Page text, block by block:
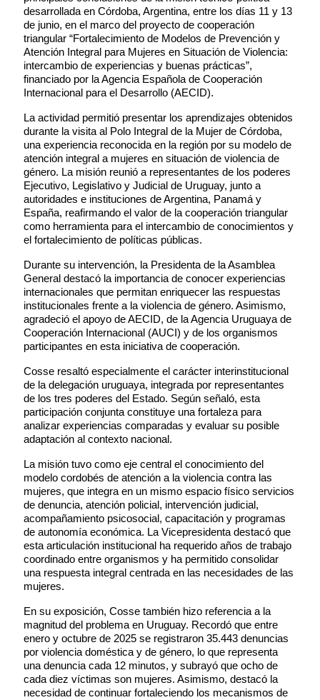
desarrollada en Córdoba, Argentina, entre los días 11 y 13
de junio, en el marco del proyecto de cooperación
triangular “Fortalecimiento de Modelos de Prevención y
Atención Integral para Mujeres en Situación de Violencia:
intercambio de experiencias y buenas prácticas”,
financiado por la Agencia Española de Cooperación
Internacional para el Desarrollo (AECID).
La actividad permitió presentar los aprendizajes obtenidos
durante la visita al Polo Integral de la Mujer de Córdoba,
una experiencia reconocida en la región por su modelo de
atención integral a mujeres en situación de violencia de
género. La misión reunió a representantes de los poderes
Ejecutivo, Legislativo y Judicial de Uruguay, junto a
autoridades e instituciones de Argentina, Panamá y
España, reafirmando el valor de la cooperación triangular
como herramienta para el intercambio de conocimientos y
el fortalecimiento de políticas públicas.
Durante su intervención, la Presidenta de la Asamblea
General destacó la importancia de conocer experiencias
internacionales que permitan enriquecer las respuestas
institucionales frente a la violencia de género. Asimismo,
agradeció el apoyo de AECID, de la Agencia Uruguaya de
Cooperación Internacional (AUCI) y de los organismos
participantes en esta iniciativa de cooperación.
Cosse resaltó especialmente el carácter interinstitucional
de la delegación uruguaya, integrada por representantes
de los tres poderes del Estado. Según señaló, esta
participación conjunta constituye una fortaleza para
analizar experiencias comparadas y evaluar su posible
adaptación al contexto nacional.
La misión tuvo como eje central el conocimiento del
modelo cordobés de atención a la violencia contra las
mujeres, que integra en un mismo espacio físico servicios
de denuncia, atención policial, intervención judicial,
acompañamiento psicosocial, capacitación y programas
de autonomía económica. La Vicepresidenta destacó que
esta articulación institucional ha requerido años de trabajo
coordinado entre organismos y ha permitido consolidar
una respuesta integral centrada en las necesidades de las
mujeres.
En su exposición, Cosse también hizo referencia a la
magnitud del problema en Uruguay. Recordó que entre
enero y octubre de 2025 se registraron 35.443 denuncias
por violencia doméstica y de género, lo que representa
una denuncia cada 12 minutos, y subrayó que ocho de
cada diez víctimas son mujeres. Asimismo, destacó la
necesidad de continuar fortaleciendo los mecanismos de